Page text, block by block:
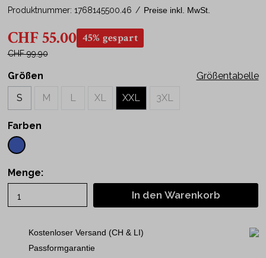
Produktnummer: 1768145500.46 / Preise inkl. MwSt.
CHF 55.00 45% gespart
CHF 99.90
Größentabelle
Größen
3XL
L
M
S XL XXL
Farben
Menge:
In den Warenkorb
Kostenloser Versand (CH & LI)
Passformgarantie